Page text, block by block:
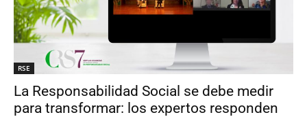
RSE
La Responsabilidad Social se debe medir
para transformar: los expertos responden